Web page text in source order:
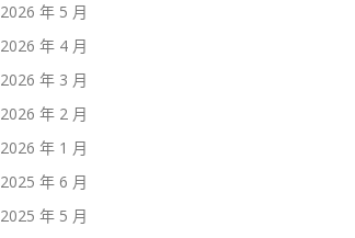
2026 年 5 月
2026 年 4 月
2026 年 3 月
2026 年 2 月
2026 年 1 月
2025 年 6 月
2025 年 5 月